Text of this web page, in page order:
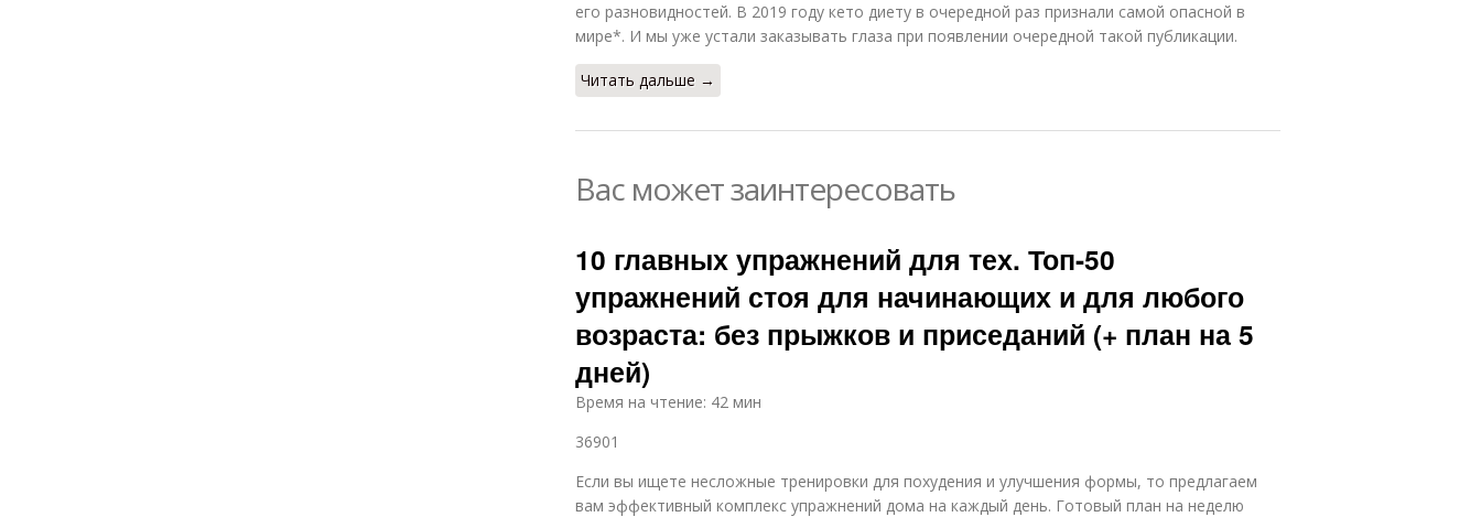
его разновидностей. В 2019 году кето диету в очередной раз признали самой опасной в
мире*. И мы уже устали заказывать глаза при появлении очередной такой публикации.
Читать дальше →
Вас может заинтересовать
10 главных упражнений для тех. Топ-50
упражнений стоя для начинающих и для любого
возраста: без прыжков и приседаний (+ план на 5
дней)
Время на чтение: 42 мин
36901
Если вы ищете несложные тренировки для похудения и улучшения формы, то предлагаем
вам эффективный комплекс упражнений дома на каждый день. Готовый план на неделю